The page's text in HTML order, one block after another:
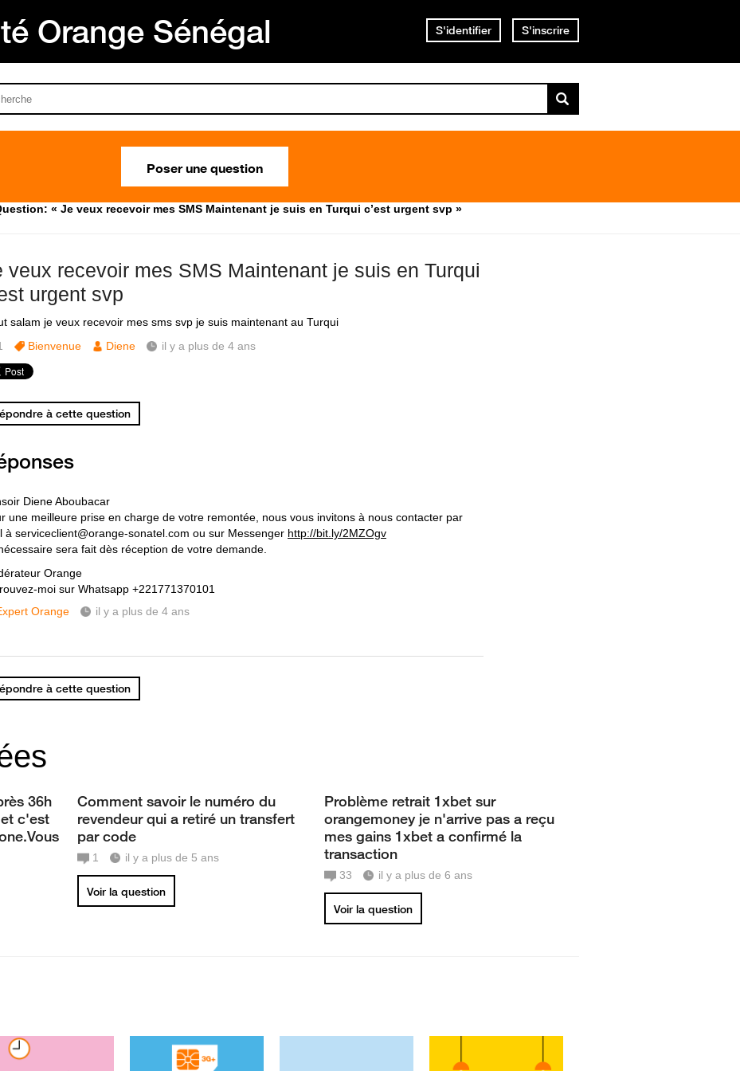
Orange Sénégal S'identifier S'inscrire
Poser une question
« Je veux recevoir mes SMS Maintenant je suis en Turqui c’est urgent svp »
veux recevoir mes SMS Maintenant je suis en Turqui
urgent svp
salam je veux recevoir mes sms svp je suis maintenant au Turqui
Bienvenue Diene il y a plus de 4 ans
à cette question
Diene Aboubacar
une meilleure prise en charge de votre remontée, nous vous invitons à nous contacter par
à serviceclient@orange-sonatel.com ou sur Messenger http://bit.ly/2MZOgv
sera fait dès réception de votre demande.
Orange
moi sur Whatsapp +221771370101
Orange
il y a plus de 4 ans
à cette question
36h
c'est
Comment savoir le numéro du
revendeur qui a retiré un transfert
par code
1 il y a plus de 5 ans
Voir la question
Problème retrait 1xbet sur
orangemoney je n'arrive pas a reçu
mes gains 1xbet a confirmé la
transaction
33 il y a plus de 6 ans
Voir la question